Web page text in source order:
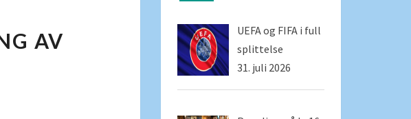
AV
UEFA og FIFA i full
splittelse
31. juli 2026